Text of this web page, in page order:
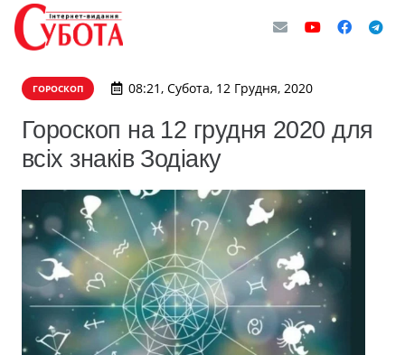
ГОРОСКОП 08:21, Субота, 12 Грудня, 2020
Гороскоп на 12 грудня 2020 для
всіх знаків Зодіаку